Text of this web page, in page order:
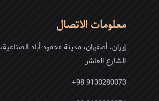
معلومات الاتصال
إيران، أصفهان، مدينة محمود أباد الصناعية،
الشارع العاشر
9130280073 98+